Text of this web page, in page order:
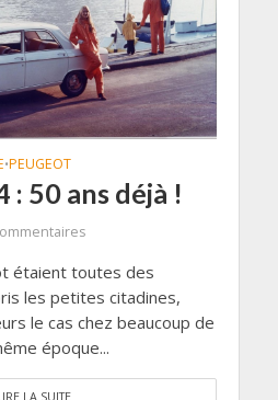
•PEUGEOT
: 50 ans déjà !
étaient toutes des
les petites citadines,
le cas chez beaucoup de
époque...
LA SUITE